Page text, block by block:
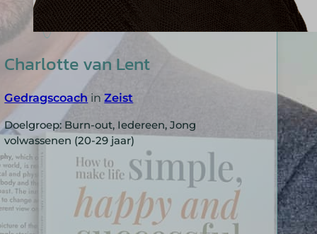
Charlotte van Lent
Gedragscoach inZeist
Doelgroep: Burn-out, Iedereen, Jong
volwassenen (20-29 jaar)